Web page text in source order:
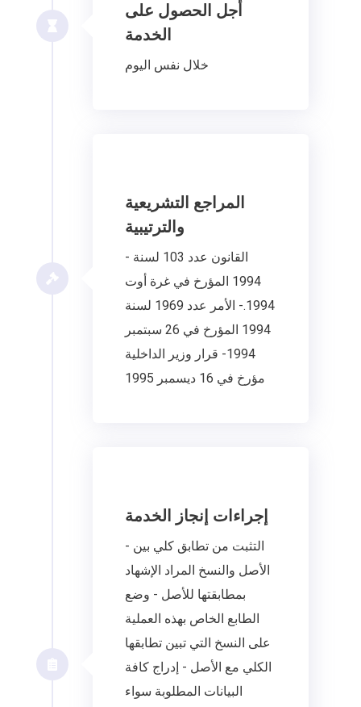
أجل الحصول على
الخدمة
خلال نفس اليوم
المراجع التشريعية
والترتيبية
- القانون عدد 103 لسنة
1994 المؤرخ في غرة أوت
1994.- الأمر عدد 1969 لسنة
1994 المؤرخ في 26 سبتمبر
1994- قرار وزير الداخلية
مؤرخ في 16 ديسمبر 1995
إجراءات إنجاز الخدمة
- التثبت من تطابق كلي بين
الأصل والنسخ المراد الإشهاد
بمطابقتها للأصل - وضع
الطابع الخاص بهذه العملية
على النسخ التي تبين تطابقها
الكلي مع الأصل - إدراج كافة
البيانات المطلوبة سواء